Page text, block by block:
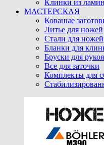
Клинки из
МАСТЕРСКАЯ
Кованые
Литье для ножей
Стали для ножей
Бланки для
Бруски для
Все для заточки
Комплекты для